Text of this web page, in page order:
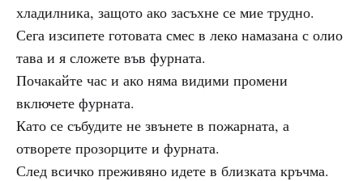
хладилника, защото ако засъхне се мие трудно.
Сега изсипете готовата смес в леко намазана с олио
тава и я сложете във фурната.
Почакайте час и ако няма видими промени
включете фурната.
Като се събудите не звънете в пожарната, а
отворете прозорците и фурната.
След всичко преживяно идете в близката кръчма.